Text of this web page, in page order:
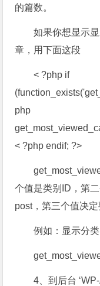
的篇数。
如果你想显示
章，用下面这段
< ?php if
php
< ?php endif; ?>
个值是类别ID，第
post，第三个值决定
例如：显示分
4、到后台